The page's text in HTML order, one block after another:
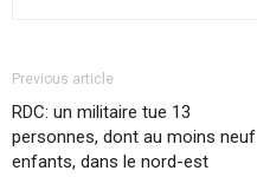
Previous article
RDC: un militaire tue 13
personnes, dont au moins neuf
enfants, dans le nord-est